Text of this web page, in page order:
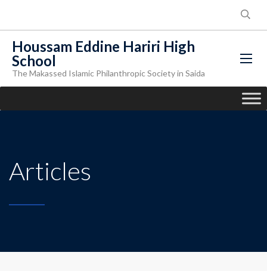
Houssam Eddine Hariri High
School
The Makassed Islamic Philanthropic Society in Saida
Articles